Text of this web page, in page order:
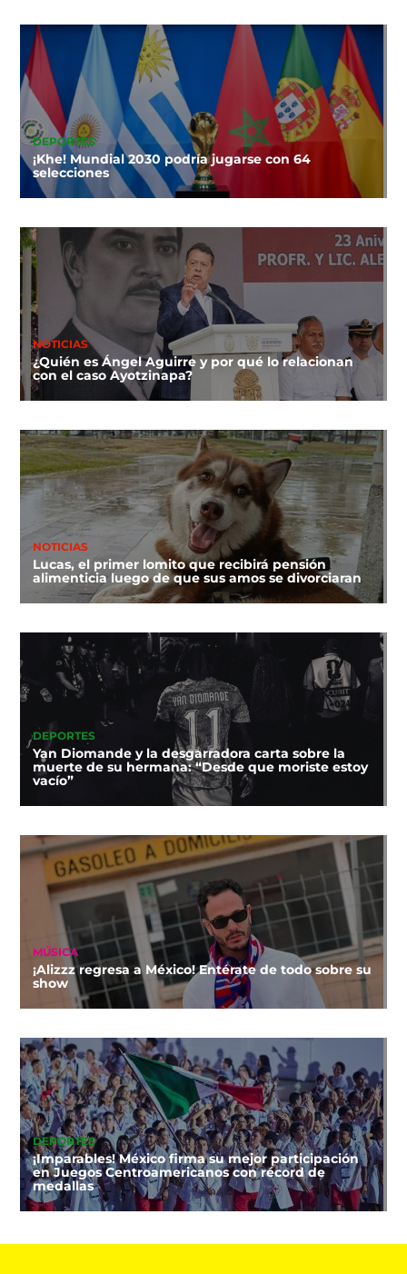
DEPORTES
¡Khe! Mundial 2030 podría jugarse con 64
selecciones
NOTICIAS
¿Quién es Ángel Aguirre y por qué lo relacionan
con el caso Ayotzinapa?
NOTICIAS
Lucas, el primer lomito que recibirá pensión
alimenticia luego de que sus amos se divorciaran
DEPORTES
Yan Diomande y la desgarradora carta sobre la
muerte de su hermana: “Desde que moriste estoy
vacío”
MÚSICA
¡Alizzz regresa a México! Entérate de todo sobre su
show
DEPORTES
¡Imparables! México firma su mejor participación
en Juegos Centroamericanos con récord de
medallas